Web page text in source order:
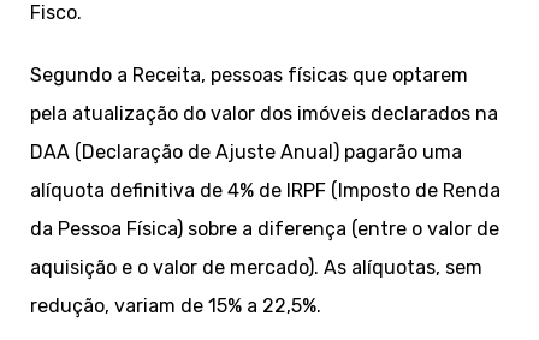
Fisco.
Segundo a Receita, pessoas físicas que optarem
pela atualização do valor dos imóveis declarados na
DAA (Declaração de Ajuste Anual) pagarão uma
alíquota definitiva de 4% de IRPF (Imposto de Renda
da Pessoa Física) sobre a diferença (entre o valor de
aquisição e o valor de mercado). As alíquotas, sem
redução, variam de 15% a 22,5%.